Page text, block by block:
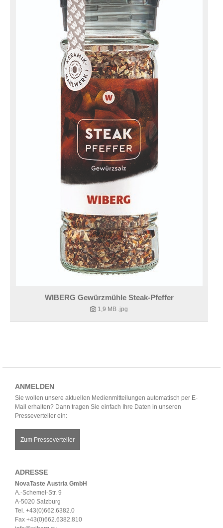
WIBERG Gewürzmühle Steak-Pfeffer
1,9 MB .jpg
ANMELDEN
Sie wollen unsere aktuellen Medienmitteilungen automatisch per E-
Mail erhalten? Dann tragen Sie einfach Ihre Daten in unseren
Presseverteiler ein:
Zum Presseverteiler
ADRESSE
NovaTaste Austria GmbH
A.-Schemel-Str. 9
A-5020 Salzburg
Tel. +43(0)662.6382.0
Fax +43(0)662.6382.810